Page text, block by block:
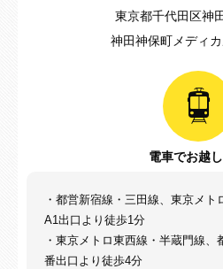
東京都千代田区神
神田神保町メディ
電車でお越
・都営新宿線・三田線、東京メト
A1出口より徒歩1分
・東京メトロ東西線・半蔵門線
番出口より徒歩4分